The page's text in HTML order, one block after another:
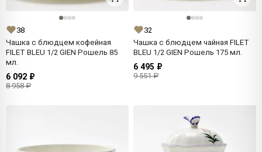
38
Чашка с блюдцем кофейная
FILET BLEU 1/2 GIEN Рошель 85
мл.
6 092 ₽
8 958 ₽
32
Чашка с блюдцем чайная FILET
BLEU 1/2 GIEN Рошель 175 мл.
6 495 ₽
9 551 ₽